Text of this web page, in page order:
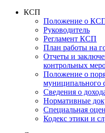
КСП
Положение о
Руководитель
Регламент КСП
План работы на
Отчеты и
контрольных
Положение о
муниципального
Сведения о
Нормативные
Специальная
Кодекс этики и